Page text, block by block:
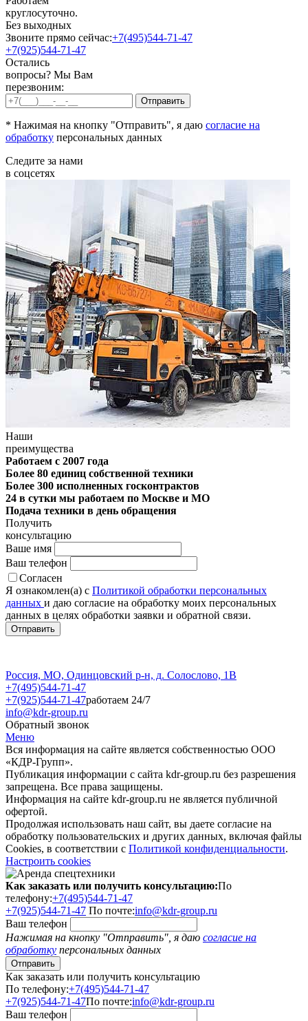
круглосуточно.
Без выходных
Звоните прямо сейчас:+7(495)544-71-47
+7(925)544-71-47
Остались
вопросы? Мы Вам
перезвоним:
* Нажимая на кнопку "Отправить", я даю согласие на
обработку персональных данных
Следите за нами
в соцсетях
Наши
преимущества
Работаем с 2007 года
Более 80 единиц собственной техники
Более 300 исполненных госконтрактов
24 в сутки мы работаем по Москве и МО
Подача техники в день обращения
Получить
консультацию
Ваше имя
Ваш телефон
Согласен
Я ознакомлен(а) с Политикой обработки персональных
данных и даю согласие на обработку моих персональных
данных в целях обработки заявки и обратной связи.
Россия, МО, Одинцовский р-н, д. Солослово, 1В
+7(495)544-71-47
+7(925)544-71-47работаем 24/7
info@kdr-group.ru
Обратный звонок
Меню
Вся информация на сайте является собственностью ООО
«КДР-Групп».
Публикация информации с сайта kdr-group.ru без разрешения
запрещена. Все права защищены.
Информация на сайте kdr-group.ru не является публичной
офертой.
Продолжая использовать наш сайт, вы даете согласие на
обработку пользовательских и других данных, включая файлы
Cookies, в соответствии с Политикой конфиденциальности.
Настроить cookies
Как заказать или получить консультацию:По
телефону:+7(495)544-71-47
+7(925)544-71-47 По почте:info@kdr-group.ru
Ваш телефон
Нажимая на кнопку "Отправить", я даю согласие на
обработку персональных данных
Как заказать или получить консультацию
По телефону:+7(495)544-71-47
+7(925)544-71-47По почте:info@kdr-group.ru
Ваш телефон